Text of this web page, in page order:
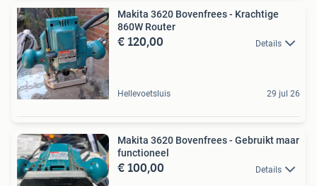
Makita 3620 Bovenfrees - Krachtige
860W Router
€ 120,00 Details
Hellevoetsluis 29 jul 26
Makita 3620 Bovenfrees - Gebruikt maar
functioneel
€ 100,00 Details